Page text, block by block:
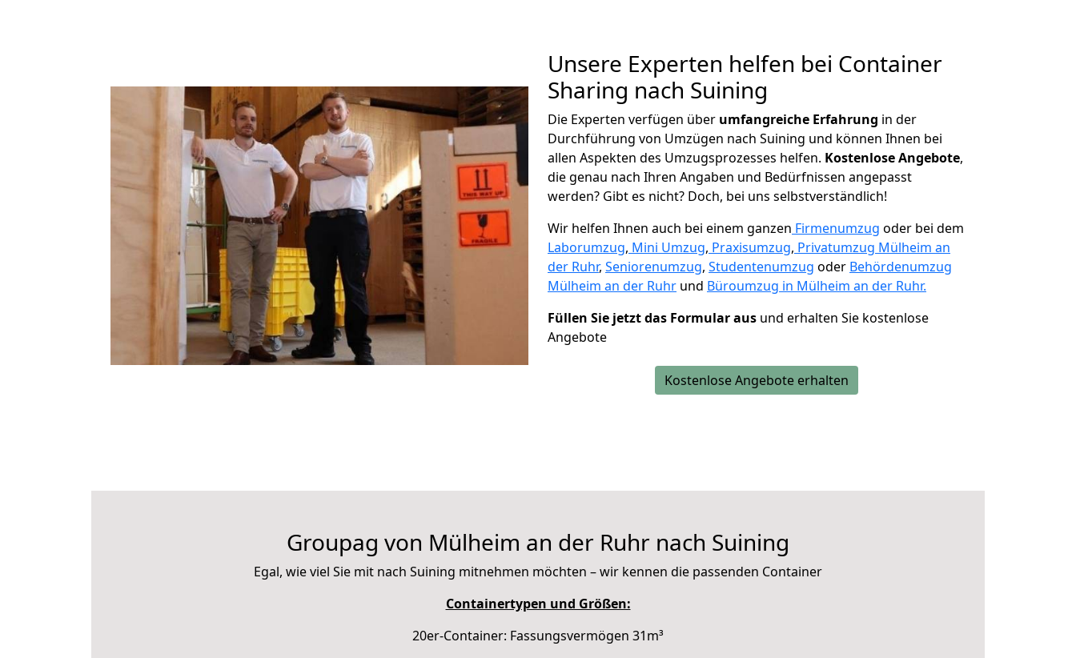
Unsere Experten helfen bei Container
Sharing nach Suining
Die Experten verfügen über umfangreiche Erfahrung in der
Durchführung von Umzügen nach Suining und können Ihnen bei
allen Aspekten des Umzugsprozesses helfen. Kostenlose Angebote,
die genau nach Ihren Angaben und Bedürfnissen angepasst
werden? Gibt es nicht? Doch, bei uns selbstverständlich!
Wir helfen Ihnen auch bei einem ganzen Firmenumzug oder bei dem
Laborumzug, Mini Umzug, Praxisumzug, Privatumzug Mülheim an
der Ruhr, Seniorenumzug, Studentenumzug oder Behördenumzug
Mülheim an der Ruhr und Büroumzug in Mülheim an der Ruhr.
Füllen Sie jetzt das Formular aus und erhalten Sie kostenlose
Angebote
Kostenlose Angebote erhalten
Groupag von Mülheim an der Ruhr nach Suining
Egal, wie viel Sie mit nach Suining mitnehmen möchten – wir kennen die passenden Container
Containertypen und Größen:
20er-Container: Fassungsvermögen 31m³